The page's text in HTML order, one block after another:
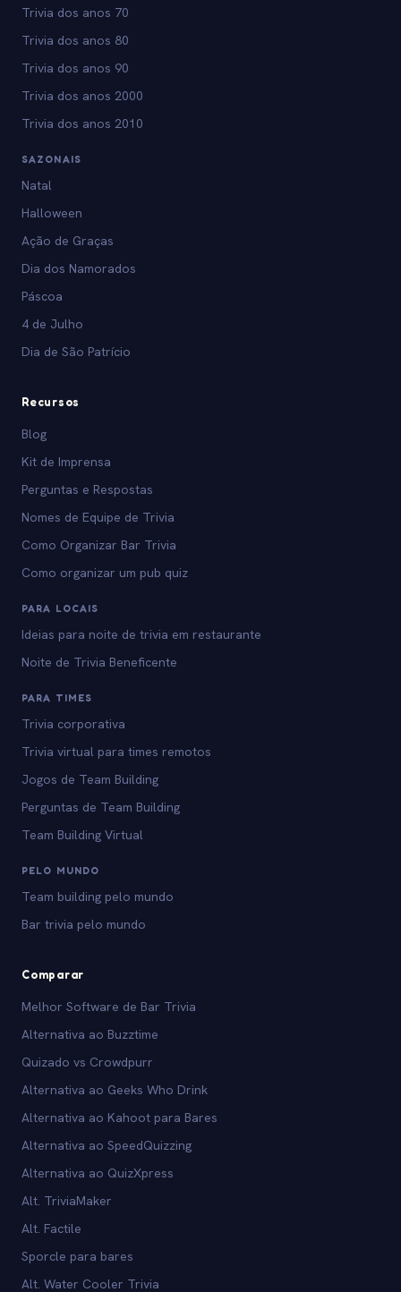
Trivia dos anos 70
Trivia dos anos 80
Trivia dos anos 90
Trivia dos anos 2000
Trivia dos anos 2010
SAZONAIS
Natal
Halloween
Ação de Graças
Dia dos Namorados
Páscoa
4 de Julho
Dia de São Patrício
Recursos
Blog
Kit de Imprensa
Perguntas e Respostas
Nomes de Equipe de Trivia
Como Organizar Bar Trivia
Como organizar um pub quiz
PARA LOCAIS
Ideias para noite de trivia em restaurante
Noite de Trivia Beneficente
PARA TIMES
Trivia corporativa
Trivia virtual para times remotos
Jogos de Team Building
Perguntas de Team Building
Team Building Virtual
PELO MUNDO
Team building pelo mundo
Bar trivia pelo mundo
Comparar
Melhor Software de Bar Trivia
Alternativa ao Buzztime
Quizado vs Crowdpurr
Alternativa ao Geeks Who Drink
Alternativa ao Kahoot para Bares
Alternativa ao SpeedQuizzing
Alternativa ao QuizXpress
Alt. TriviaMaker
Alt. Factile
Sporcle para bares
Alt. Water Cooler Trivia